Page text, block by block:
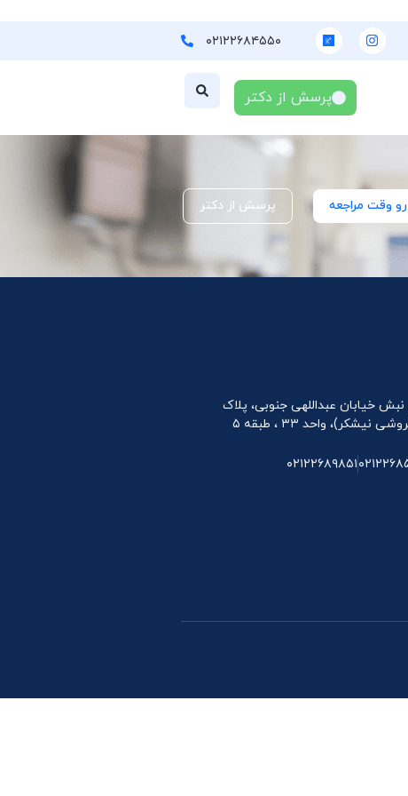
۰۲۱۲۲۶۸۴۵۵۰
پرسش از دکتر
وقت مراجعه پرسش از دکتر
نبش خیابان عبداللهی جنوبی، پلاک
۰۲۱۲۲۶۸۹۸۵۱